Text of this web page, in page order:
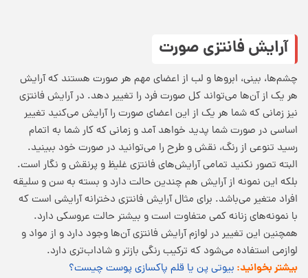
آرایش فانتزی صورت
چشم‌ها، بینی، ابروها و لب از اعضای مهم هر صورت هستند که آرایش
هر یک از آن‌ها می‌تواند کل صورت فرد را تغییر دهد. در آرایش فانتزی
نیز زمانی که شما هر یک از این اعضای صورت را آرایش می‌کنید تغییر
اساسی در صورت شما پدید خواهد آمد و زمانی که کار شما به اتمام
رسید تنوعی از رنگ، نقش و طرح را می‌توانید در صورت خود ببینید.
البته تصور نکنید تمامی آرایش‌های فانتزی غلیظ و پرنقش و نگار است.
بلکه این نمونه از آرایش هم چندین حالت دارد و بسته به سن و سلیقه
افراد متغیر می‌باشد. برای مثال آرایش فانتزی دخترانه آرایشی است که
با نمونه‌های زنانه کمی متفاوت است و بیشتر حالت عروسکی دارد.
همچنین این تغییر در لوازم آرایش فانتزی آن‌ها وجود دارد و از مواد و
لوازمی استفاده می‌شود که ترکیب رنگی بازتر و شاداب‌تری دارد.
بیشتر بخوانید: بیوتی پن یا قلم پاکسازی پوست چیست؟